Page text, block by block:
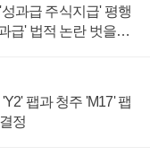
과급 주식지급' 평행
급' 법적 논란 벗을지
팹과 청주 'M17' 팹
정